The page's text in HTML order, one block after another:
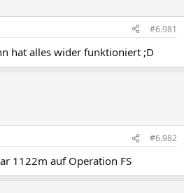
#6.981
hat alles wider funktioniert ;D
#6.982
1122m auf Operation FS